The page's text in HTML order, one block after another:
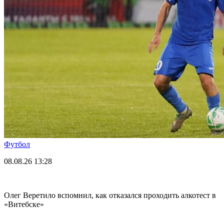
Футбол
08.08.26 13:28
Олег Веретило вспомнил, как отказался проходить алкотест в
«Витебске»